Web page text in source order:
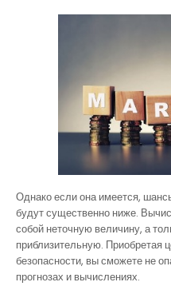
Однако если она имеется,
будут существенно ниже.
собой неточную величину, а
приблизительную. Приобретая
безопасности, вы сможете не
прогнозах и вычислениях.